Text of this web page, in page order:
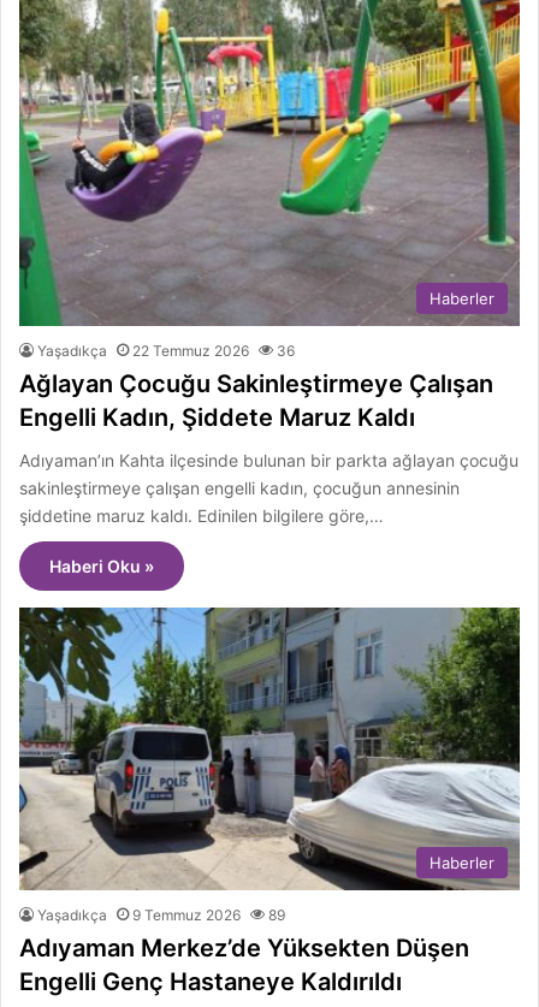
Haberler
Yaşadıkça 22 Temmuz 2026 36
Ağlayan Çocuğu Sakinleştirmeye Çalışan
Engelli Kadın, Şiddete Maruz Kaldı
Adıyaman’ın Kahta ilçesinde bulunan bir parkta ağlayan çocuğu
sakinleştirmeye çalışan engelli kadın, çocuğun annesinin
şiddetine maruz kaldı. Edinilen bilgilere göre,…
Haberi Oku »
Haberler
Yaşadıkça 9 Temmuz 2026 89
Adıyaman Merkez’de Yüksekten Düşen
Engelli Genç Hastaneye Kaldırıldı